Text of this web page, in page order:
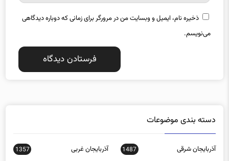
ذخیره نام، ایمیل و وبسایت من در مرورگر برای زمانی که دوباره دیدگاهی
می‌نویسم.
دسته بندی موضوعات
آذربایجان شرقی 1487 آذربایجان غربی 1357